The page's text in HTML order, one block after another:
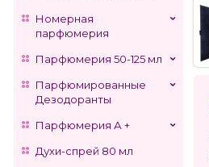
Номерная
парфюмерия
Парфюмерия 50-125 мл
Парфюмированные
Дезодоранты
Парфюмерия А +
Духи-спрей 80 мл